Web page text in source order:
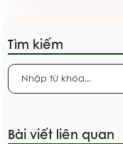
Tìm kiếm
Bài viết liên quan